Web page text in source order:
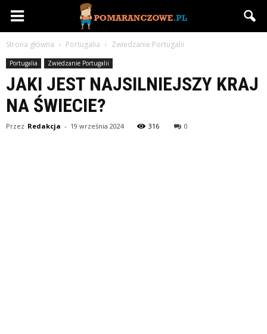
Pomaranczowe.pl
Strona główna Portugalia Zwiedzanie Portugalii
Portugalia Zwiedzanie Portugalii
JAKI JEST NAJSILNIEJSZY KRAJ
NA ŚWIECIE?
Przez Redakcja - 19 września 2024 316 0